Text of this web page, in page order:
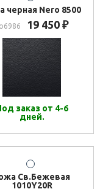
черная Nero 8500
19 450 ₽
заказ от 4-6
дней.
Св.Бежевая
1010Y20R